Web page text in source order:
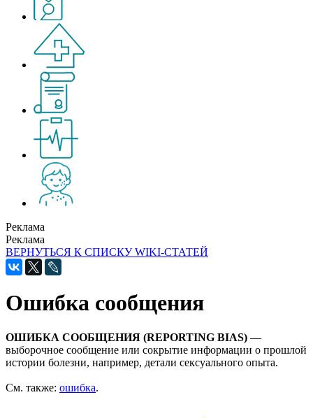
Реклама
Реклама
ВЕРНУТЬСЯ К СПИСКУ WIKI-СТАТЕЙ
Ошибка сообщения
ОШИБКА СООБЩЕНИЯ (REPORTING BIAS) —
выборочное сообщение или сокрытие информации о прошлой
истории болезни, например, детали сексуального опыта.
См. также: ошибка.